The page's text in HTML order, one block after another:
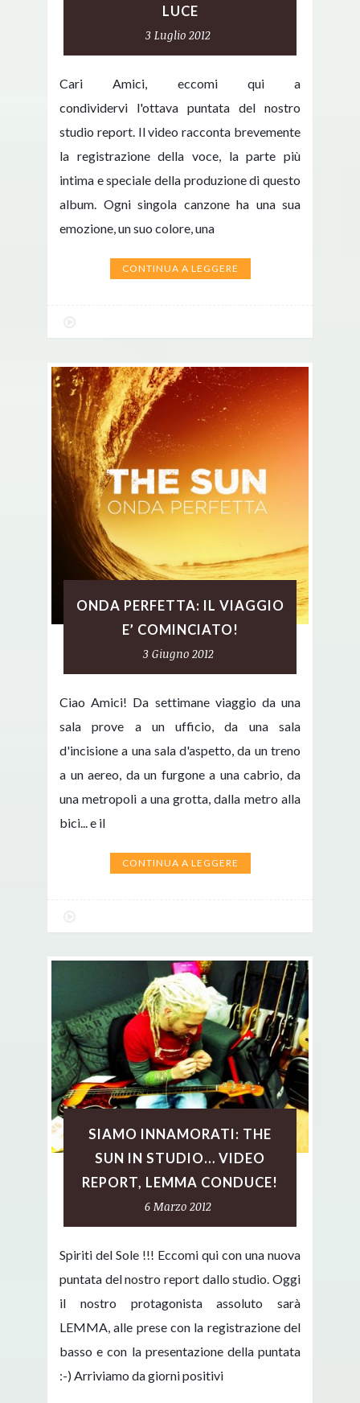
LUCE
3 Luglio 2012
Cari Amici, eccomi qui a
condividervi l'ottava puntata del nostro
studio report. Il video racconta brevemente
la registrazione della voce, la parte più
intima e speciale della produzione di questo
album. Ogni singola canzone ha una sua
emozione, un suo colore, una
CONTINUA A LEGGERE
ONDA PERFETTA: IL VIAGGIO
E’ COMINCIATO!
3 Giugno 2012
Ciao Amici! Da settimane viaggio da una
sala prove a un ufficio, da una sala
d'incisione a una sala d'aspetto, da un treno
a un aereo, da un furgone a una cabrio, da
una metropoli a una grotta, dalla metro alla
bici... e il
CONTINUA A LEGGERE
SIAMO INNAMORATI: THE
SUN IN STUDIO… VIDEO
REPORT, LEMMA CONDUCE!
6 Marzo 2012
Spiriti del Sole !!! Eccomi qui con una nuova
puntata del nostro report dallo studio. Oggi
il nostro protagonista assoluto sarà
LEMMA, alle prese con la registrazione del
basso e con la presentazione della puntata
:-) Arriviamo da giorni positivi